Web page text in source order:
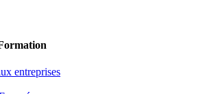
entreprises